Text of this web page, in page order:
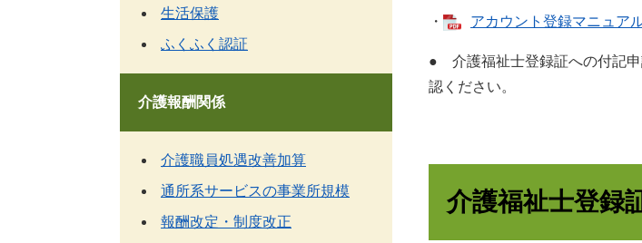
・ アカウント登録マニュア
● 介護福祉士登録証への付記
認ください。
介護福祉士登録
生活保護
ふくふく認証
介護報酬関係
介護職員処遇改善加算
通所系サービスの事業所規模
報酬改定・制度改正